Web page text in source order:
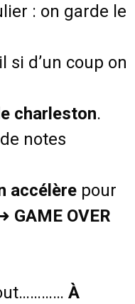
: on garde le
si d’un coup on
charleston.
notes
accélère pour
GAME OVER
À